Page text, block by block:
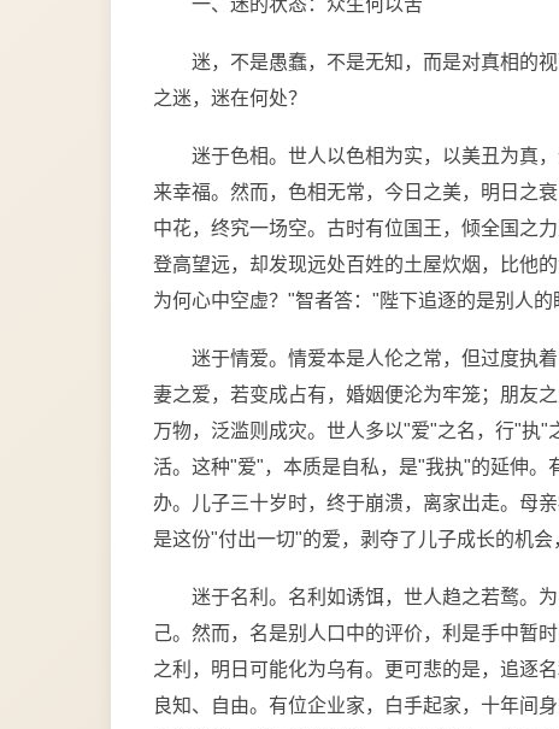
一、迷的状态：众生何以苦
迷，不是愚蠢，不是无知，而是对真相的
之迷，迷在何处？
迷于色相。世人以色相为实，以美丑为真
来幸福。然而，色相无常，今日之美，明日之
中花，终究一场空。古时有位国王，倾全国之
登高望远，却发现远处百姓的土屋炊烟，比他
为何心中空虚？"智者答："陛下追逐的是别人
迷于情爱。情爱本是人伦之常，但过度执
妻之爱，若变成占有，婚姻便沦为牢笼；朋友
万物，泛滥则成灾。世人多以"爱"之名，行"执
活。这种"爱"，本质是自私，是"我执"的延伸
办。儿子三十岁时，终于崩溃，离家出走。母
是这份"付出一切"的爱，剥夺了儿子成长的机会
迷于名利。名利如诱饵，世人趋之若鹜。
己。然而，名是别人口中的评价，利是手中暂
之利，明日可能化为乌有。更可悲的是，追逐
良知、自由。有位企业家，白手起家，十年间